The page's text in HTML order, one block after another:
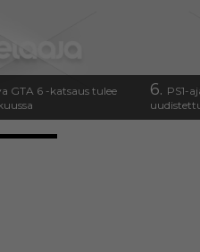
GTA 6 -katsaus tulee
6. PS1-